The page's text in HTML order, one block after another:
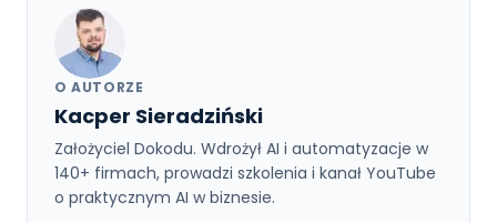
O AUTORZE
Kacper Sieradziński
Założyciel Dokodu. Wdrożył AI i automatyzacje w
140+ firmach, prowadzi szkolenia i kanał YouTube
o praktycznym AI w biznesie.